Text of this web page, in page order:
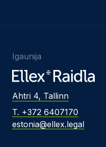
Igaunija
Ahtri 4, Tallinn
T. +372 6407170
estonia@ellex.legal